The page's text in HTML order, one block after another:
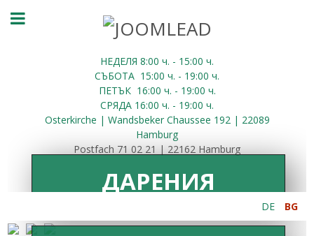
НЕДЕЛЯ 8:00 ч. - 15:00 ч.
СЪБОТА 15:00 ч. - 19:00 ч.
ПЕТЪК 16:00 ч. - 19:00 ч.
СРЯДА 16:00 ч. - 19:00 ч.
Osterkirche | Wandsbeker Chaussee 192 | 22089
Hamburg
Postfach 71 02 21 | 22162 Hamburg
DE BG
ДАРЕНИЯ